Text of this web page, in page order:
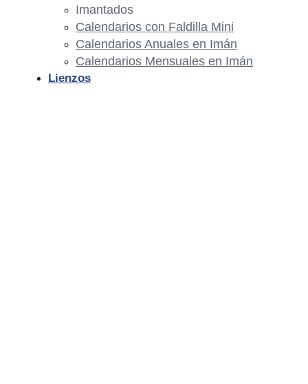
Imantados
Calendarios con Faldilla Mini
Calendarios Anuales en Imán
Calendarios Mensuales en Imán
Lienzos